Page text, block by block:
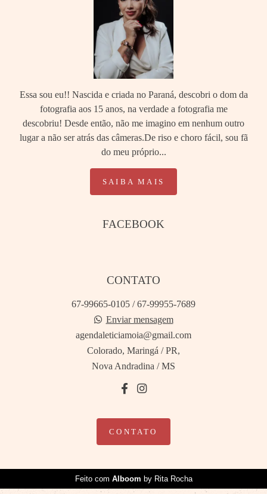
Essa sou eu!! Nascida e criada no Paraná, descobri o dom da
fotografia aos 15 anos, na verdade a fotografia me
descobriu! Desde então, não me imagino em nenhum outro
lugar a não ser atrás das câmeras.De riso e choro fácil, sou fã
do meu próprio...
SAIBA MAIS
FACEBOOK
CONTATO
67-99665-0105 / 67-99955-7689
Enviar mensagem
agendaleticiamoia@gmail.com
Colorado, Maringá / PR,
Nova Andradina / MS
CONTATO
Feito com Alboom by Rita Rocha